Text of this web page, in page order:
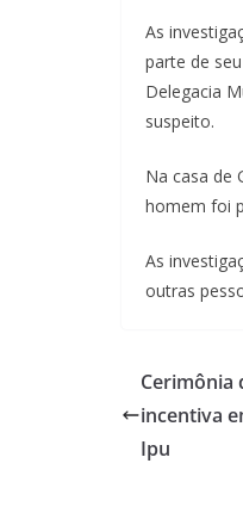
As
parte de
Delegacia
suspeito.
Na casa de
homem foi
As
outras
Cerimônia
incentiva
Ipu